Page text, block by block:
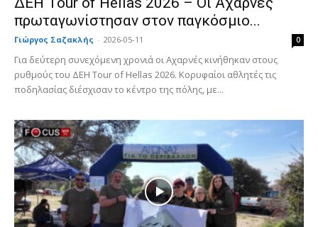
πρωταγωνίστησαν στον παγκόσμιο...
Γιώργος Σαζακλής - 2026-05-11 0
Για δεύτερη συνεχόμενη χρονιά οι Αχαρνές κινήθηκαν στους
ρυθμούς του ΔΕΗ Tour of Hellas 2026. Κορυφαίοι αθλητές τις
ποδηλασίας διέσχισαν το κέντρο της πόλης, με...